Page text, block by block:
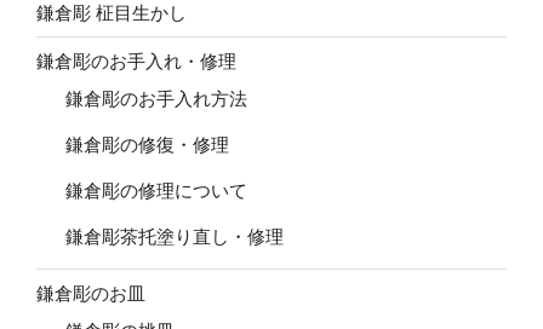
鎌倉彫 柾目生かし
鎌倉彫のお手入れ・修理
鎌倉彫のお手入れ方法
鎌倉彫の修復・修理
鎌倉彫の修理について
鎌倉彫茶托塗り直し・修理
鎌倉彫のお皿